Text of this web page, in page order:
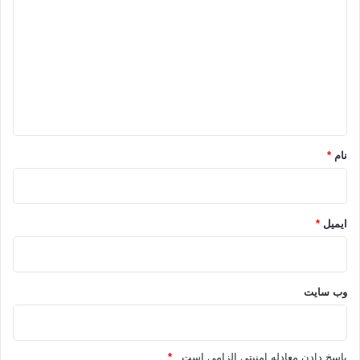
نام *
ایمیل *
وب‌ سایت
پاسخ دادن معادله امنیتی الزامی است . *